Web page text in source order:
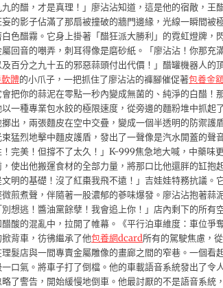
的醋，才是真理！」廖沾沾知道，這是他的宿敵，王
的影子佔滿了那扇被撞破的牆門邊緣，光線一瞬間被
色醋霧。它身上掛著「醋狂派大勝利」的霓虹燈牌，
回音的嘲弄，刺耳得像是磨砂紙。「廖沾沾！你那充
百分之九十五的邪惡蒜頭付出代價！」醋罐機器人的
體的小爪子，一把抓住了廖沾沾的褲腳催促著包養金
把你的蒜泥在零點一秒內變成無菌的、純淨的白醋！
一種專業包水餃的極限速度，從旁邊的麵粉堆中抓起
出，兩張麵皮在空中交疊，變成一個半透明的防禦護
猛烈地擊中麵皮護盾，發出了一聲像是汽水開蓋的聲
完美！但撐不了太久！」K-999焦急地大喊，中藥味
使出他搬運食材的全部力量，將那口比他還胖的缸抱
明的基礎！沒了紅棗我飛不遠！」吉娃娃特務抗議。
煎煮聲，伴隨著一股濃郁的蔘味爆發。廖沾沾抱著蒜
想逃！醬油黨餘孽！我會追上你！」店內剩下的所有
酸的混亂中，拉開了帷幕。《平行泊車維度：車位爭
背車，彷彿繼承了他包養網dcard所有的駕駛焦慮，
髮店與一間專賣金屬雕像的畫廊之間的窄巷。一個看
口氣。將車子打了倒檔。他的車載語音系統發出了令
了警告，開始緩慢地倒車。他最討厭的不是語音系統